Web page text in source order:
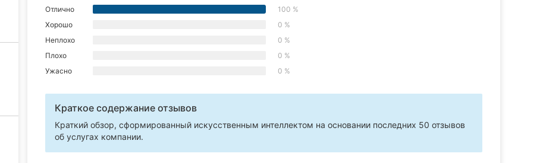
Отлично
100 %
Хорошо
0 %
Неплохо
0 %
Плохо
0 %
Ужасно
0 %
Краткое содержание отзывов
Краткий обзор, сформированный искусственным интеллектом на основании последних 50 отзывов
об услугах компании.